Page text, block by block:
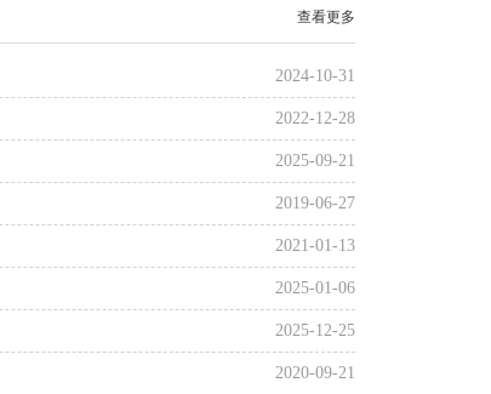
查看更多
2024-10-31
2022-12-28
2025-09-21
2019-06-27
2021-01-13
2025-01-06
2025-12-25
2020-09-21